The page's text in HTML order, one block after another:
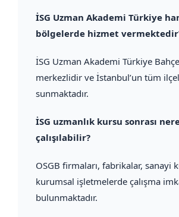
İSG Uzman Akademi Türkiye
bölgelerde hizmet
İSG Uzman Akademi Türkiye
merkezlidir ve İstanbul’un tüm
sunmaktadır.
İSG uzmanlık kursu sonrası
çalışılabilir?
OSGB firmaları, fabrikalar, sanayi
kurumsal işletmelerde çalışma
bulunmaktadır.